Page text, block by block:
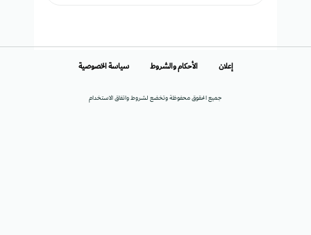
جميع الحقوق محفوظة وتخضع لشروط واتفاق الاستخدام
إعلان الأحكام والشروط سياسة الخصوصية